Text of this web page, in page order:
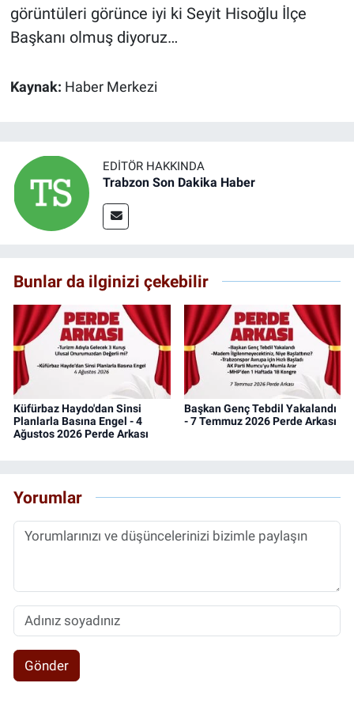
görüntüleri görünce iyi ki Seyit Hisoğlu İlçe
Başkanı olmuş diyoruz…
Kaynak: Haber Merkezi
EDITÖR HAKKINDA
Trabzon Son Dakika Haber
Bunlar da ilginizi çekebilir
Küfürbaz Haydo'dan Sinsi
Planlarla Basına Engel - 4
Ağustos 2026 Perde Arkası
Başkan Genç Tebdil Yakalandı
- 7 Temmuz 2026 Perde Arkası
Yorumlar
Gönder